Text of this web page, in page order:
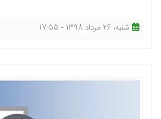
شنبه، 26 مرداد 1398 - 17:55